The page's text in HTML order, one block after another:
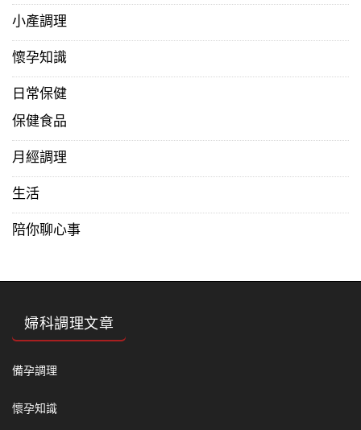
小產調理
懷孕知識
日常保健
保健食品
月經調理
生活
陪你聊心事
婦科調理文章
備孕調理
懷孕知識